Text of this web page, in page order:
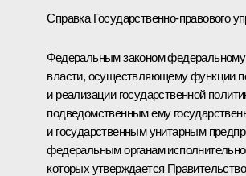
Справка Государственно-правового
Федеральным законом федеральному
власти, осуществляющему функции
и реализации государственной
подведомственным ему
и государственным унитарным
федеральным органам
которых утверждается